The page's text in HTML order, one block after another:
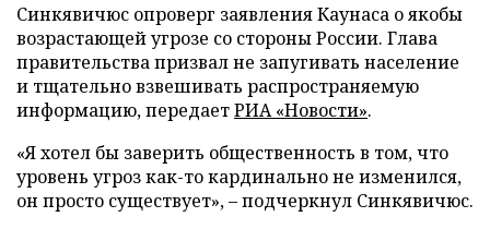
Синкявичюс опроверг заявления Каунаса о якобы
возрастающей угрозе со стороны России. Глава
правительства призвал не запугивать население
и тщательно взвешивать распространяемую
информацию, передаетРИА «Новости».
«Я хотел бы заверить общественность в том, что
уровень угроз как-то кардинально не изменился,
он просто существует», – подчеркнул Синкявичюс.